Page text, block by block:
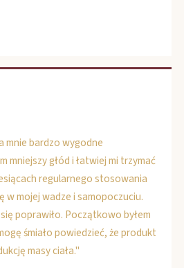
mnie bardzo wygodne
mniejszy głód i łatwiej mi trzymać
regularnego stosowania
w mojej wadze i samopoczuciu.
poprawiło. Początkowo byłem
śmiało powiedzieć, że produkt
masy ciała."